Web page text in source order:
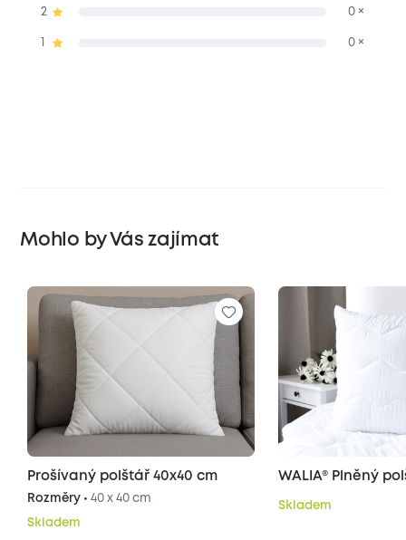
2 0 ×
0 ×
Mohlo by Vás zajímat
Prošívaný polštář 40x40 cm
Rozměry • 40 x 40 cm
Skladem
WALIA® Plněný
Skladem